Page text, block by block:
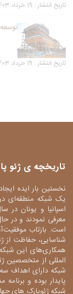
تاریخ انتشار : 19 خرداد 1403
تاریخ انتشار : 19 خرداد 1403
تاریخچه ی ژئو
نخستین بار ایده
یک شبکه منطقه‌ای
است. بازتاب
شناسایی، حفاظت از
همکاری‌های این
المللی از متخصصین
شبکه دارای اهداف
پایدار بوده و